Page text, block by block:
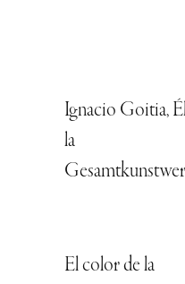
Ignacio Goitia,
la
El color de la